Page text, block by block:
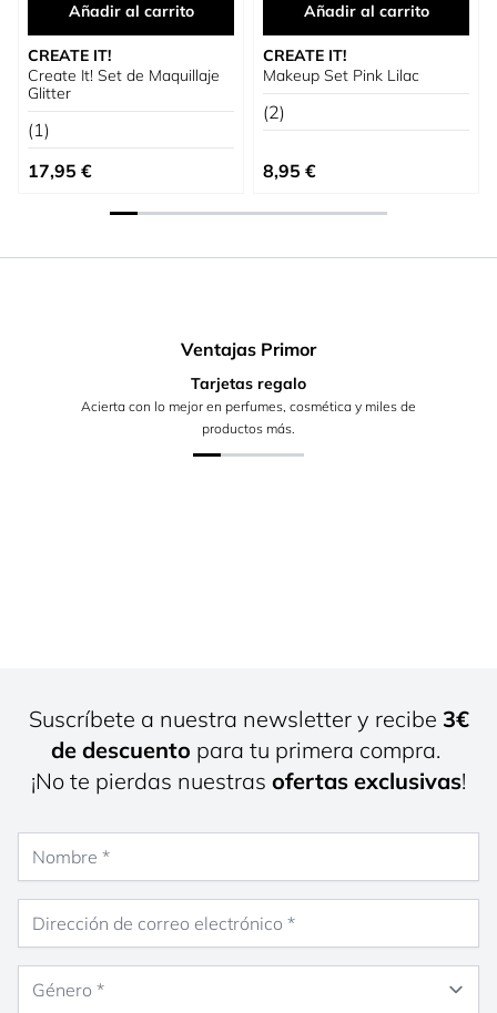
Añadir al carrito
CREATE IT!
Create It! Set de Maquillaje
Glitter
(1)
17,95 €
Añadir al carrito
CREATE IT!
Makeup Set Pink Lilac
(2)
8,95 €
Ventajas Primor
Tarjetas regalo
Acierta con lo mejor en perfumes, cosmética y miles de
productos más.
Suscríbete a nuestra newsletter y recibe 3€
de descuento para tu primera compra.
¡No te pierdas nuestras ofertas exclusivas!